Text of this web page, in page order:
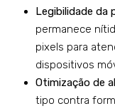
Legibilidade da
permanece
pixels para
dispositivos
Otimização de
tipo contra